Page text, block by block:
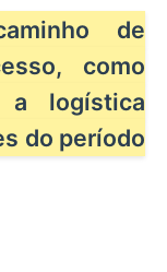
de
como
a logística
do período